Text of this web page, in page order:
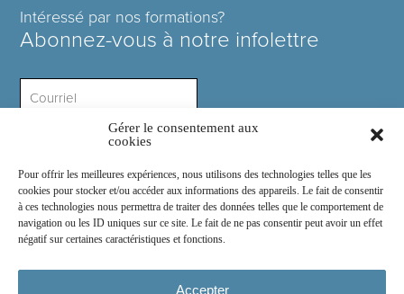
Gérer le consentement aux
cookies
Pour offrir les meilleures expériences, nous utilisons des technologies telles que les
cookies pour stocker et/ou accéder aux informations des appareils. Le fait de consentir
à ces technologies nous permettra de traiter des données telles que le comportement de
navigation ou les ID uniques sur ce site. Le fait de ne pas consentir peut avoir un effet
négatif sur certaines caractéristiques et fonctions.
Accepter
Intéressé par nos formations?
Abonnez-vous à notre infolettre